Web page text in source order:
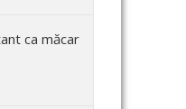
ca măcar